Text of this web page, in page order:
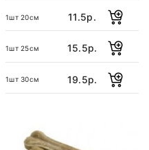
1шт 20см 11.5р.
1шт 25см 15.5р.
1шт 30см 19.5р.